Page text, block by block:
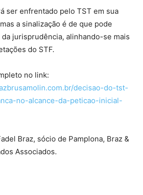
ser enfrentado pelo TST em sua
a sinalização é de que pode
jurisprudência, alinhando-se mais
do STF.
no link:
decisao-do-tst-
no-alcance-da-peticao-inicial-
Braz, sócio de Pamplona, Braz &
Associados.